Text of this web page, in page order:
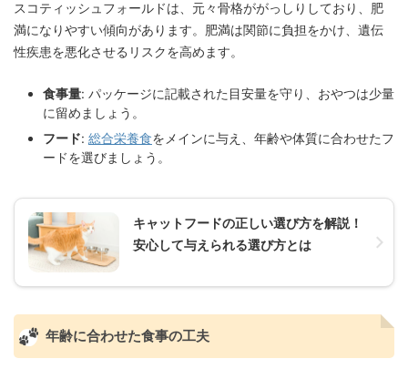
スコティッシュフォールドは、元々骨格ががっしりしており、肥
満になりやすい傾向があります。肥満は関節に負担をかけ、遺伝
性疾患を悪化させるリスクを高めます。
食事量: パッケージに記載された目安量を守り、おやつは少量
に留めましょう。
フード: 総合栄養食をメインに与え、年齢や体質に合わせたフ
ードを選びましょう。
キャットフードの正しい選び方を解説！
安心して与えられる選び方とは
年齢に合わせた食事の工夫